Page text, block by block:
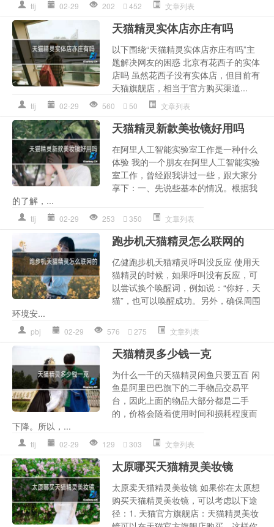
tlj 02-29 202 452 文章列表
天猫精灵实体店亦庄有吗
以下围绕“天猫精灵实体店亦庄有吗”主
题解决网友的困惑 北京有花西子的实体
店吗 虽然花西子没有实体店，但目前有
天猫旗舰店，相当于官方购买渠道...
tlj 02-29 560 50 文章列表
天猫精灵新款美妆镜好用吗
在阿里人工智能实验室工作是一种什么
体验 我的一个朋友在阿里人工智能实验
室工作，曾经跟我讲过一些，跟大家分
享下：一、先说些基本的情况。根据我
的了解，...
tlj 02-29 253 350 文章列表
跑步机天猫精灵怎么联网的
亿健跑步机天猫精灵呼叫没反应 使用天
猫精灵的时候，如果呼叫没有反应，可
以尝试换个唤醒词，例如说：“你好，天
猫”，也可以唤醒成功。另外，确保周围
环境安...
pbj 02-29 576 275 文章列表
天猫精灵多少钱一克
为什么一千的天猫精灵闲鱼只要五百 闲
鱼是阿里巴巴旗下的二手物品交易平
台，因此上面的物品大部分都是二手
的，价格会随着使用时间和损耗程度而
下降。所以，...
tlj 02-29 129 303 文章列表
太原哪买天猫精灵美妆镜
太原卖天猫精灵美妆镜 如果你在太原想
购买天猫精灵美妆镜，可以考虑以下途
径：1. 天猫官方旗舰店：天猫精灵美妆